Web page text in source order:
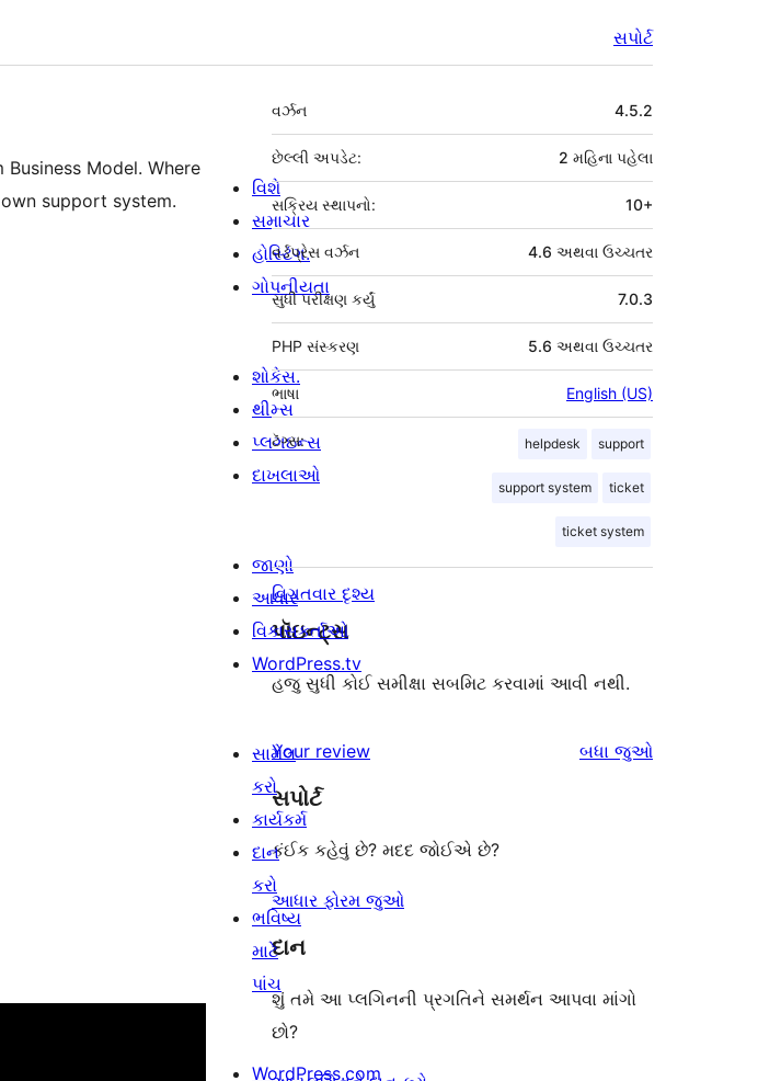
સપોર્ટ
Model. Where
support system.
મેટા
વર્ઝન 4.5.2
છેલ્લી અપડેટ: 2 મહિના પહેલા
સક્રિય સ્થાપનો: 10+
વર્ડપ્રેસ વર્ઝન 4.6 અથવા ઉચ્ચતર
7.0.3
સુધી પરીક્ષણ કર્યું
PHP સંસ્કરણ 5.6 અથવા ઉચ્ચતર
ભાષા English (US)
ટૅગ્સ: helpdesk support
support system ticket
ticket system
વિગતવાર દૃશ્ય
પૉઇન્ટ્સ
હજુ સુધી કોઈ સમીક્ષા સબમિટ કરવામાં આવી નથી.
Your review બધા સમીક્ષાઓ
જુઓ
સપોર્ટ
કંઈક કહેવું છે? મદદ જોઈએ છે?
આધાર ફોરમ જુઓ
દાન
શું તમે આ પ્લગિનની પ્રગતિને સમર્થન આપવા માંગો
છો?
વિશે
સમાચાર
હોસ્ટિંગ.
ગોપનીયતા
શોકેસ.
થીમ્સ
પ્લગઇન્સ
દાખલાઓ
જાણો
આધાર
વિકાસકર્તાઓ
WordPress.tv
સામેલ
કરો
કાર્યકર્મ
દાન
કરો
ભવિષ્ય
માટે
પાંચ
WordPress.com